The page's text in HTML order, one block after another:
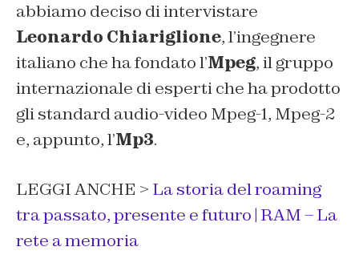
abbiamo deciso di intervistare
Leonardo Chiariglione, l’ingegnere
italiano che ha fondato l’Mpeg, il gruppo
internazionale di esperti che ha prodotto
gli standard audio-video Mpeg-1, Mpeg-2
e, appunto, l’Mp3.
LEGGI ANCHE > La storia del roaming
tra passato, presente e futuro | RAM – La
rete a memoria